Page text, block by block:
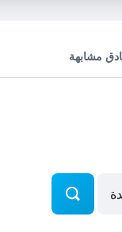
مشابهة